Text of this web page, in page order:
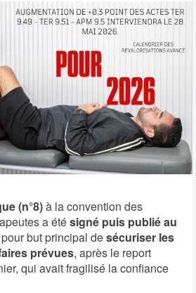
(n°8)à la convention des
a étésigné puis publié au
but principal desécuriser les
prévues, après le report
qui avait fragilisé la confiance